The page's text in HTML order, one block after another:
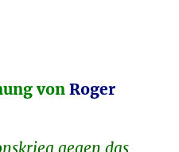
von Roger
gegen das